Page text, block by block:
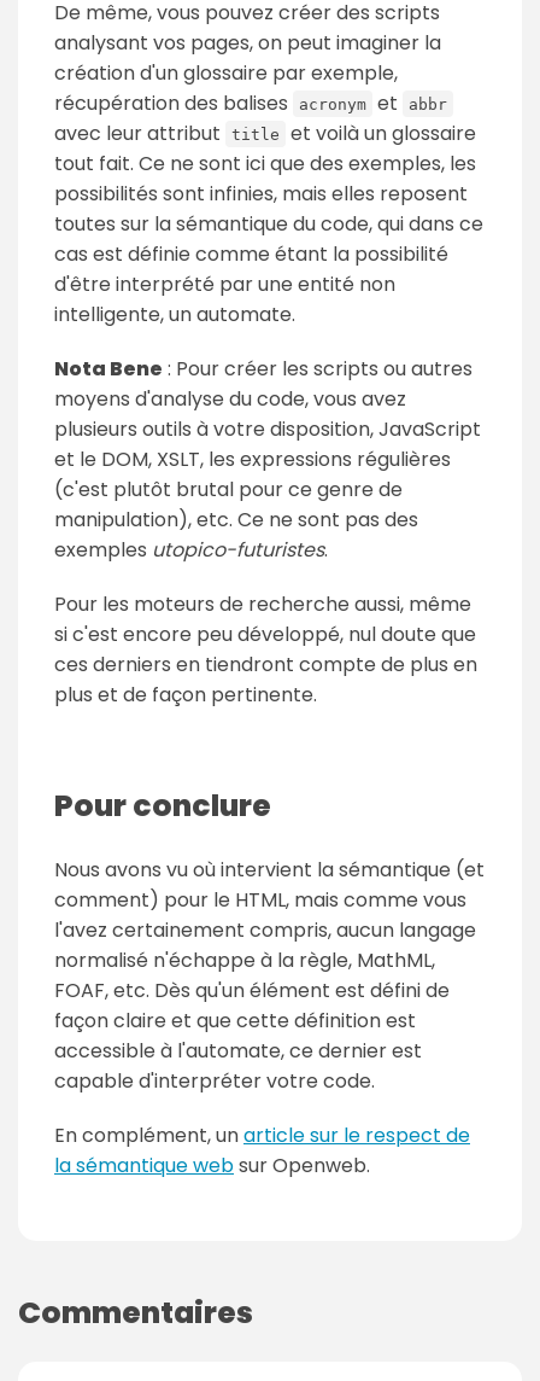
De même, vous pouvez créer des scripts
analysant vos pages, on peut imaginer la
création d'un glossaire par exemple,
récupération des balises
acronym et abbr
avec leur attribut title
et voilà un glossaire
tout fait. Ce ne sont ici que des exemples, les
possibilités sont infinies, mais elles reposent
toutes sur la sémantique du code, qui dans ce
cas est définie comme étant la possibilité
d'être interprété par une entité non
intelligente, un automate.
Nota Bene : Pour créer les scripts ou autres
moyens d'analyse du code, vous avez
plusieurs outils à votre disposition, JavaScript
et le DOM, XSLT, les expressions régulières
(c'est plutôt brutal pour ce genre de
manipulation), etc. Ce ne sont pas des
exemples utopico-futuristes.
Pour les moteurs de recherche aussi, même
si c'est encore peu développé, nul doute que
ces derniers en tiendront compte de plus en
plus et de façon pertinente.
Pour conclure
Nous avons vu où intervient la sémantique (et
comment) pour le HTML, mais comme vous
l'avez certainement compris, aucun langage
normalisé n'échappe à la règle, MathML,
FOAF, etc. Dès qu'un élément est défini de
façon claire et que cette définition est
accessible à l'automate, ce dernier est
capable d'interpréter votre code.
En complément, unarticle sur le respect de
la sémantique websur Openweb.
Commentaires